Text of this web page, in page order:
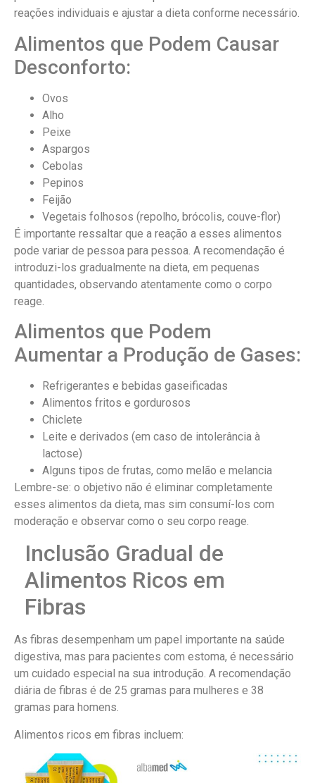
reações individuais e ajustar a dieta conforme necessário.
Alimentos que Podem Causar
Desconforto:
Ovos
Alho
Peixe
Aspargos
Cebolas
Pepinos
Feijão
Vegetais folhosos (repolho, brócolis, couve-flor)
É importante ressaltar que a reação a esses alimentos
pode variar de pessoa para pessoa. A recomendação é
introduzi-los gradualmente na dieta, em pequenas
quantidades, observando atentamente como o corpo
reage.
Alimentos que Podem
Aumentar a Produção de Gases:
Refrigerantes e bebidas gaseificadas
Alimentos fritos e gordurosos
Chiclete
Leite e derivados (em caso de intolerância à
lactose)
Alguns tipos de frutas, como melão e melancia
Lembre-se: o objetivo não é eliminar completamente
esses alimentos da dieta, mas sim consumí-los com
moderação e observar como o seu corpo reage.
Inclusão Gradual de
Alimentos Ricos em
Fibras
As fibras desempenham um papel importante na saúde
digestiva, mas para pacientes com estoma, é necessário
um cuidado especial na sua introdução. A recomendação
diária de fibras é de 25 gramas para mulheres e 38
gramas para homens.
Alimentos ricos em fibras incluem: